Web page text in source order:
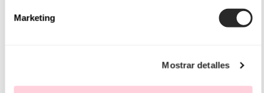
Marketing
Mostrar detalles